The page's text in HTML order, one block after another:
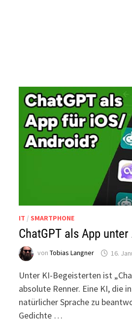
IT / SMARTPHONE
ChatGPT als App
vonTobias Langner 16.
Unter KI-Begeisterten ist
absolute Renner. Eine KI, die
natürlicher Sprache zu
Gedichte …